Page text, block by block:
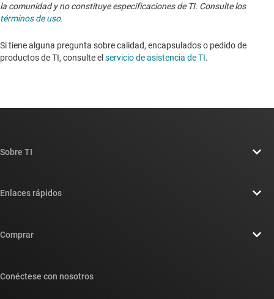
la comunidad y no constituye especificaciones de TI. Consulte los
términos de uso.
Si tiene alguna pregunta sobre calidad, encapsulados o pedido de
productos de TI, consulte el servicio de asistencia de TI. ​​​​​​​​​​​​​​
Sobre TI
Sala de redacción
Enlaces rápidos
Búsqueda de referencias cruzadas
Comprar
Conéctese con nosotros